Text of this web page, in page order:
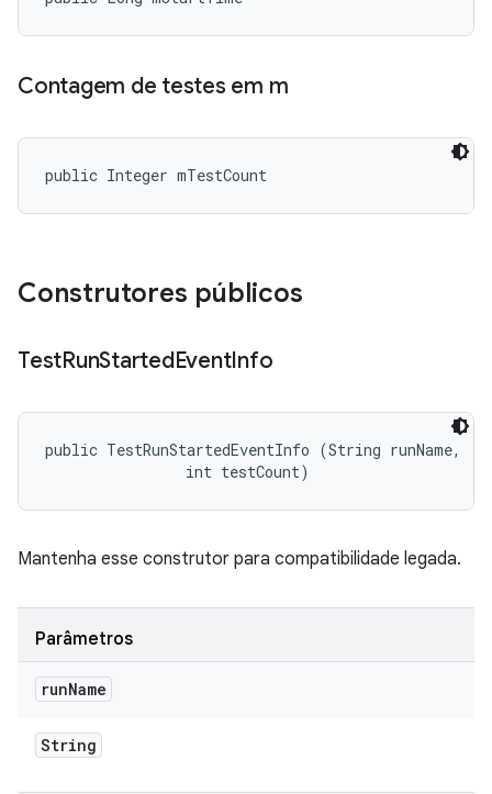
Contagem de testes em m
public Integer mTestCount
Construtores públicos
TestRunStartedEventInfo
public TestRunStartedEventInfo (String runName,
                int testCount)
Mantenha esse construtor para compatibilidade legada.
Parâmetros
runName
String